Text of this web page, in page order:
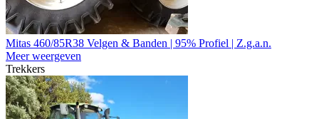
Mitas 460/85R38 Velgen & Banden | 95% Profiel | Z.g.a.n.
Meer weergeven
Trekkers